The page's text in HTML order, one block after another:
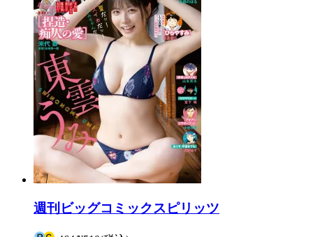
週刊ビッグコミックスピリッツ